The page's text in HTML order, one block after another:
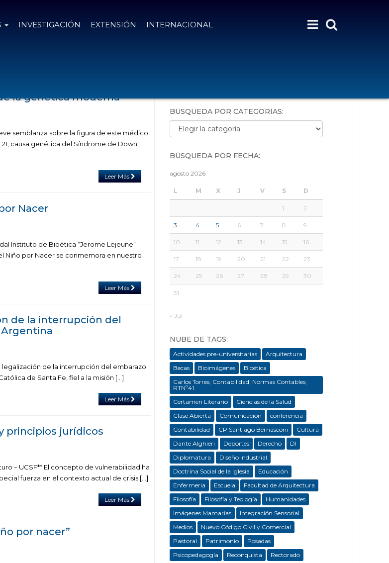
INVESTIGACIÓN EXTENSIÓN INTERNACIONAL
la genética moderna
semblanza sobre la figura de este médico
causa genética del Síndrome de Down.
Leer Más
Nacer
Instituto de Bioética “Jerome Lejeune”
Niño por Nacer se conmemora en nuestro
Leer Más
de la interrupción del
legalización de la interrupción del embarazo
de Santa Fe, fiel a la misión […]
Leer Más
principios jurídicos
– UCSF** El concepto de vulnerabilidad ha
fuerza en el contexto actual de crisis […]
Leer Más
por nacer”
BÚSQUEDA POR CATEGORÍAS:
Búsqueda por categorías:
BÚSQUEDA POR FECHA:
agosto 2026
L M X J V S D
1 2
3 4 5 6 7 8 9
10 11 12 13 14 15 16
17 18 19 20 21 22 23
24 25 26 27 28 29 30
31
« Jul
NUBE DE TAGS:
Actividades pre-universitarias
Arquitectura
Becas
Bioimágenes
Bioética
Carlos Torres; Contabilidad; Normas Contables;
RTNº41
Certamen Literario
Ciencias de la Salud
Clase Abierta
Comunicación
conferencia
Contabilidad
CP Santiago Bernasconi
Cultura
Dante Alghieri
Deportes Derecho
DI
Diplomatura
Diseño Industrial
Doctrina Social de la Iglesia
Educación
Enfermeria
Escuela
Facultad de Arquitectura
Filosofía
Filosofía y Teología
Humanidades
Imágenes Mamarias
Integración Sensorial
Medios
Nuevo Código Civil y Comercial
Pastoral
Patrimonio
Posadas
Psicopedagogía
Reconquista
Rectorado